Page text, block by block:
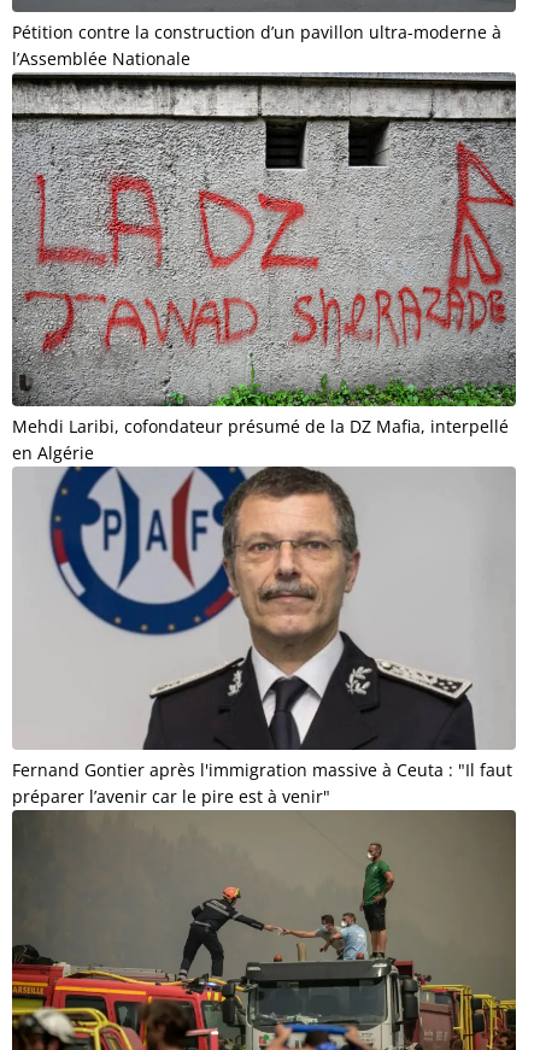
Pétition contre la construction d’un pavillon ultra-moderne à
l’Assemblée Nationale
Mehdi Laribi, cofondateur présumé de la DZ Mafia, interpellé
en Algérie
Fernand Gontier après l'immigration massive à Ceuta : "Il faut
préparer l’avenir car le pire est à venir"